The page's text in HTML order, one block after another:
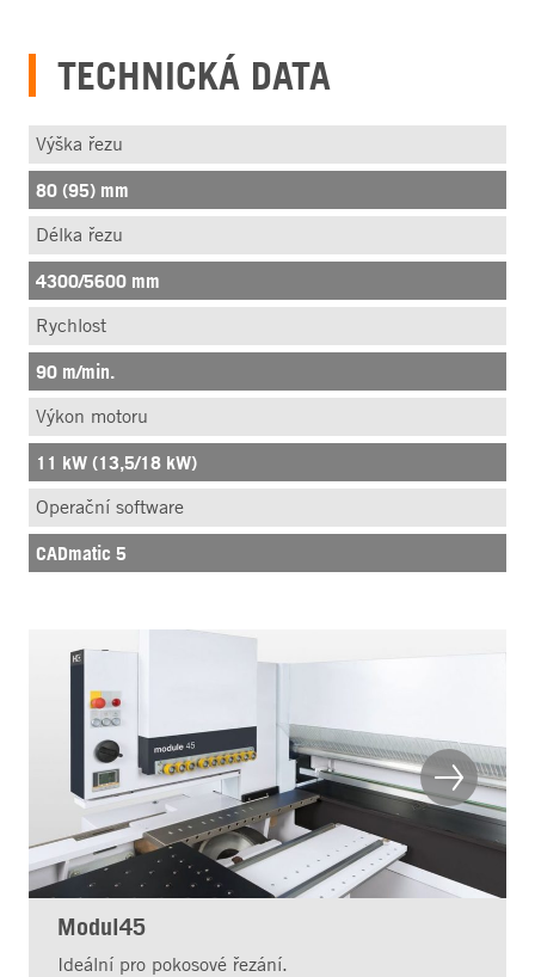
TECHNICKÁ DATA
Výška řezu
80 (95) mm
Délka řezu
4300/5600 mm
Rychlost
90 m/min.
Výkon motoru
11 kW (13,5/18 kW)
Operační software
CADmatic 5
Modul45
Ideální pro pokosové řezání.